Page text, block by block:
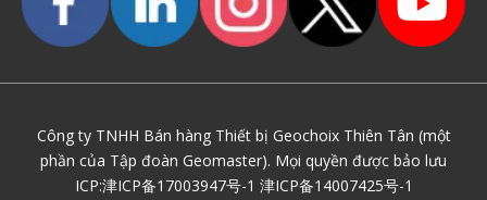
Công ty TNHH Bán hàng Thiết bị Geochoix Thiên Tân (một
phần của Tập đoàn Geomaster). Mọi quyền được bảo lưu
ICP:津ICP备17003947号-1 津ICP备14007425号-1